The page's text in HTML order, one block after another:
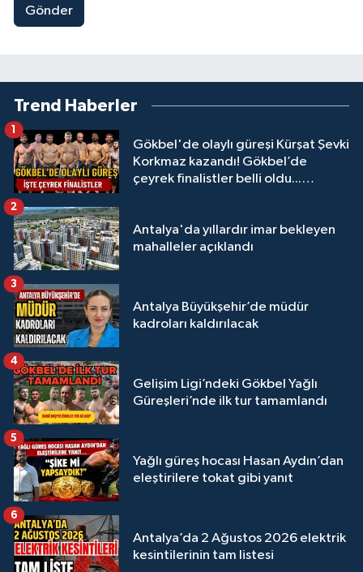
Gönder
Trend Haberler
Gökbel'de olaylı güreşi Kürşat Şevki
Korkmaz kazandı! Gökbel’de
çeyrek finalistler belli oldu...
1
Antalya'da yıllardır imar bekleyen
mahalleler açıklandı
2
Antalya Büyükşehir’de müdür
kadroları kaldırılacak
3
Gelişim Ligi’ndeki Gökbel Yağlı
Güreşleri’nde ilk tur tamamlandı
4
Yağlı güreş hocası Hasan Aydın’dan
eleştirilere tokat gibi yanıt
5
Antalya’da 2 Ağustos 2026 elektrik
kesintilerinin tam listesi
6